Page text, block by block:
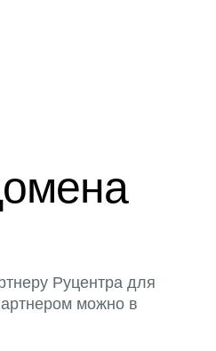
Руцентра для
можно в